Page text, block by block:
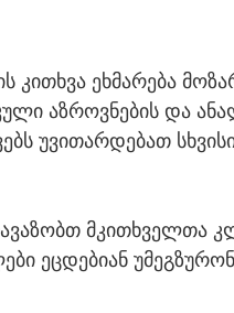
ეხმარება
აზროვნების და
უვითარდებათ
მკითხველთა
ეცდებიან